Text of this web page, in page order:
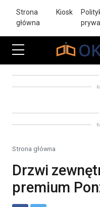
Strona
główna
Kiosk
Strona główna
Drzwi
premium